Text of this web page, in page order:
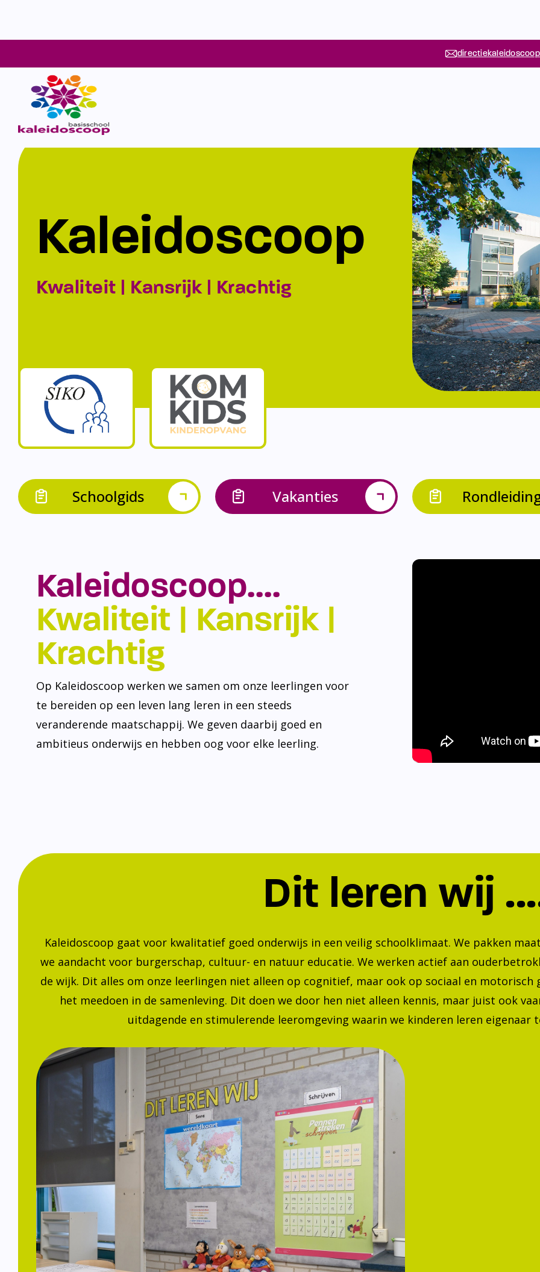
Kaleidoscoop
Kwaliteit | Kansrijk | Krachtig
Schoolgids Vakanties
Kaleidoscoop….
Kwaliteit | Kansrijk |
Krachtig
Op Kaleidoscoop werken we samen om onze leerlingen voor
te bereiden op een leven lang leren in een steeds
veranderende maatschappij. We geven daarbij goed en
ambitieus onderwijs en hebben oog voor elke leerling.
Dit leren wij
Kaleidoscoop gaat voor kwalitatief goed onderwijs in een veilig schoolklimaat. We pakken
we aandacht voor burgerschap, cultuur- en natuur educatie. We werken actief aan
de wijk. Dit alles om onze leerlingen niet alleen op cognitief, maar ook op sociaal en
het meedoen in de samenleving. Dit doen we door hen niet alleen kennis, maar juist ook
uitdagende en stimulerende leeromgeving waarin we kinderen leren eigenaar